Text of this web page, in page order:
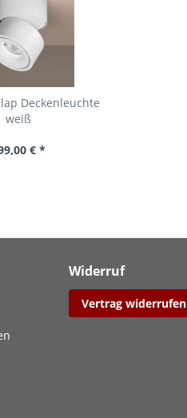
Deckenleuchte
weiß
€ *
Widerruf
Vertrag widerrufen